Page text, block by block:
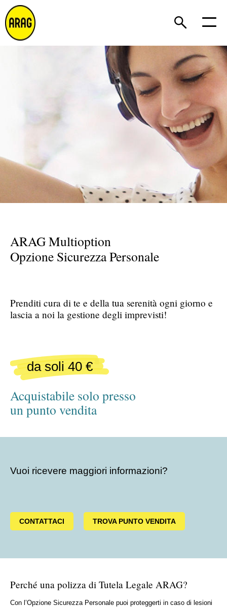
ARAG Multioption
Opzione Sicurezza Personale
Prenditi cura di te e della tua serenità ogni giorno e
lascia a noi la gestione degli imprevisti!
da soli 40 €
Acquistabile solo presso
un punto vendita
Vuoi ricevere maggiori informazioni?
CONTATTACI TROVA PUNTO VENDITA
Perché una polizza di Tutela Legale ARAG?
Con l’Opzione Sicurezza Personale puoi proteggerti in caso di lesioni